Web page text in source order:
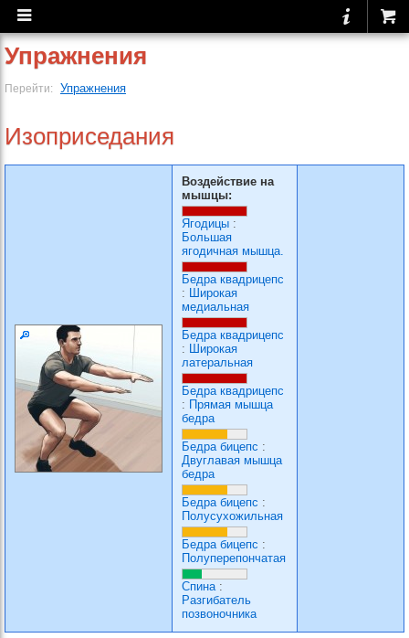
Упражнения
Перейти: Упражнения
Изоприседания
Воздействие на
мышцы:
Ягодицы :
Большая
ягодичная мышца.
Бедра квадрицепс
: Широкая
медиальная
Бедра квадрицепс
: Широкая
латеральная
Бедра квадрицепс
: Прямая мышца
бедра
Бедра бицепс :
Двуглавая мышца
бедра
Бедра бицепс :
Полусухожильная
Бедра бицепс :
Полуперепончатая
Спина:
Разгибатель
позвоночника